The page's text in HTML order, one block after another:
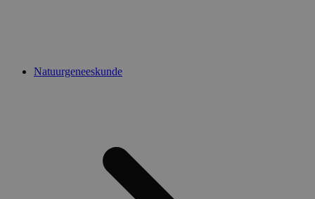
Natuurgeneeskunde